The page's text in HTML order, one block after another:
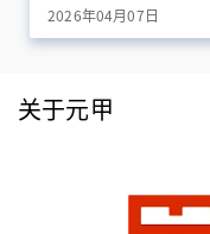
2026年04月07日
关于元甲